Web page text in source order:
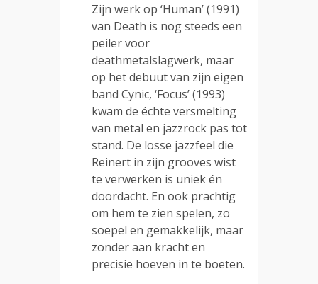
Zijn werk op ‘Human’ (1991)
van Death is nog steeds een
peiler voor
deathmetalslagwerk, maar
op het debuut van zijn eigen
band Cynic, ‘Focus’ (1993)
kwam de échte versmelting
van metal en jazzrock pas tot
stand. De losse jazzfeel die
Reinert in zijn grooves wist
te verwerken is uniek én
doordacht. En ook prachtig
om hem te zien spelen, zo
soepel en gemakkelijk, maar
zonder aan kracht en
precisie hoeven in te boeten.